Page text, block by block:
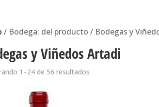
/ Bodega: del producto / Bodegas y
y Viñedos Artadi
1–24 de 56 resultados